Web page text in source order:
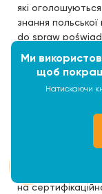
які
знання
do spraw
адресою
5.13. Сповіщати
акції,
всіх засобах
5.14.
жодної
на
Ми
щоб
Натискаючи